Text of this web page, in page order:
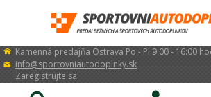
Kamenná predajňa Ostrava Po - Pi 9:00 - 16:00
info@sportovniautodoplnky.sk
Zaregistrujte sa